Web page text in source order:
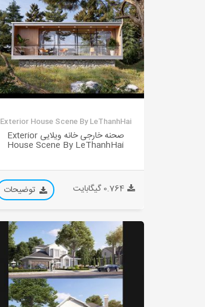
Exterior House Scene By LeThanhHai
صحنه خارجی خانه ویلایی Exterior
House Scene By LeThanhHai
0.764 گیگابایت توضیحات